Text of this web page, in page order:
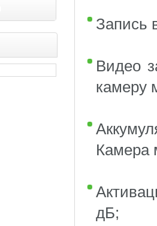
Запись
Видео
камеру
Камера
дБ;